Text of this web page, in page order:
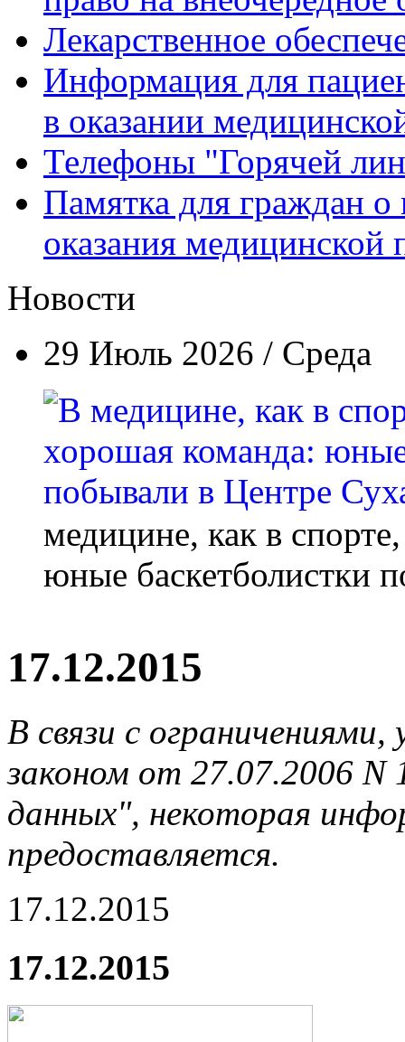
Лекарственное
Информация для
в оказании
Телефоны "Горячей
Памятка для граждан о
оказания
Новости
29 Июль 2026 / Среда
медицине, как в
юные баскетболистки
17.12.2015
В связи с
законом от 27.07.2006
данных", некоторая
предоставляется.
17.12.2015
17.12.2015